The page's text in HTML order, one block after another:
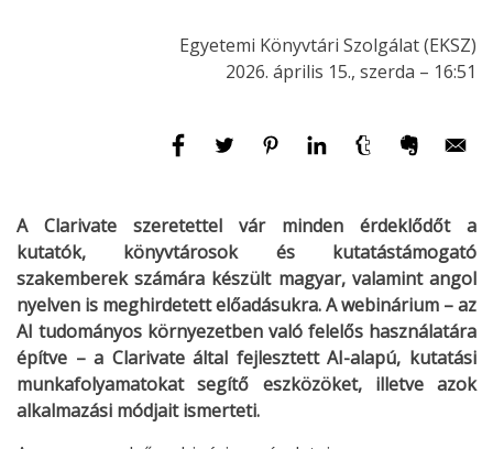
Egyetemi Könyvtári Szolgálat (EKSZ)
2026. április 15., szerda – 16:51
A Clarivate szeretettel vár minden érdeklődőt a
kutatók, könyvtárosok és kutatástámogató
szakemberek számára készült magyar, valamint angol
nyelven is meghirdetett előadásukra. A webinárium – az
AI tudományos környezetben való felelős használatára
építve – a Clarivate által fejlesztett AI-alapú, kutatási
munkafolyamatokat segítő eszközöket, illetve azok
alkalmazási módjait ismerteti.